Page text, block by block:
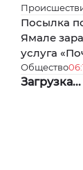
Посылка
Ямале
услуга
Общество
Загрузка...